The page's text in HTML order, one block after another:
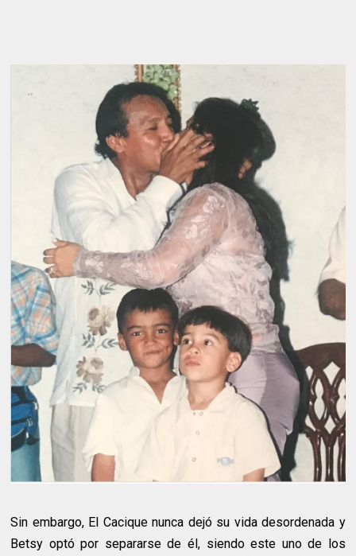
Sin embargo, El Cacique nunca dejó su vida desordenada y
Betsy optó por separarse de él, siendo este uno de los